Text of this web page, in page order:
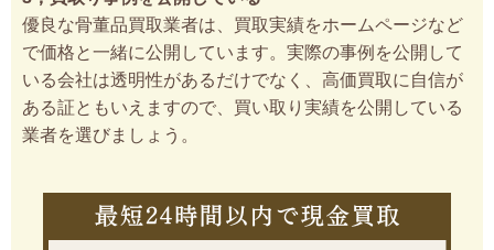
優良な骨董品買取業者は、買取実績をホームページなど
で価格と一緒に公開しています。実際の事例を公開して
いる会社は透明性があるだけでなく、高価買取に自信が
ある証ともいえますので、買い取り実績を公開している
業者を選びましょう。